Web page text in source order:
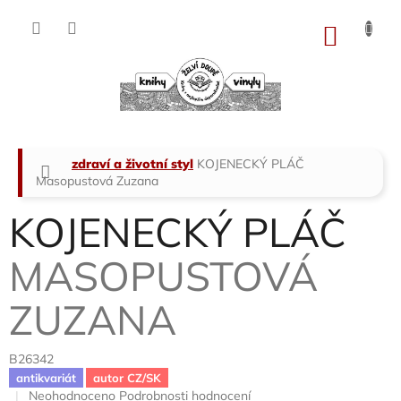
Domů
zdraví a životní styl KOJENECKÝ PLÁČ
Masopustová Zuzana
KOJENECKÝ PLÁČ
MASOPUSTOVÁ
ZUZANA
B26342
antikvariát autor CZ/SK
Průměrné
Neohodnoceno Podrobnosti hodnocení